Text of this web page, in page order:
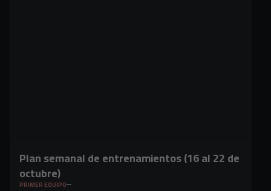
Plan semanal de entrenamientos (16 al 22 de
octubre)
PRIMER EQUIPO